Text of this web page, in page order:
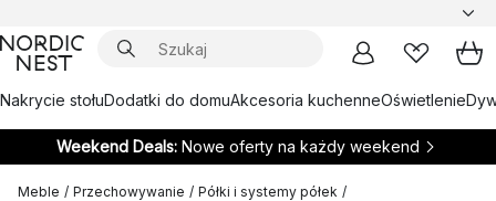
Nakrycie stołuDodatki do domuAkcesoria kuchenneOświetlenie
Weekend Deals: Nowe oferty na każdy weekend
Meble / Przechowywanie / Półki i systemy półek /